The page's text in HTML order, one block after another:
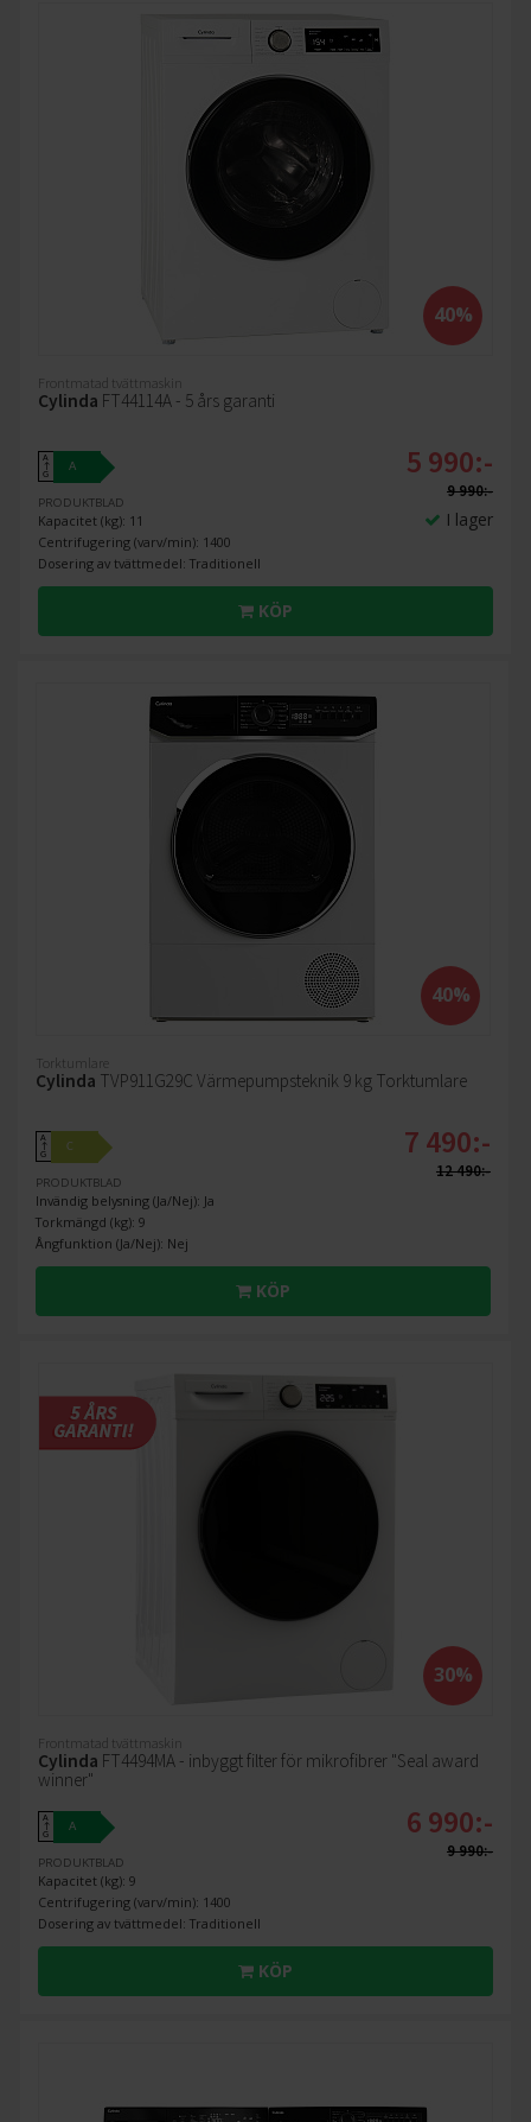
40%
Frontmatad tvättmaskin
Cylinda FT44114A - 5 års garanti
A
↑
G
A
PRODUKTBLAD
Kapacitet (kg): 11
Centrifugering (varv/min): 1400
Dosering av tvättmedel: Traditionell
5 990:-
9 990:-
I lager
KÖP
40%
Torktumlare
Cylinda TVP911G29C Värmepumpsteknik 9 kg Torktumlare
A
↑
G
C
PRODUKTBLAD
Invändig belysning (Ja/Nej): Ja
Torkmängd (kg): 9
Ångfunktion (Ja/Nej): Nej
7 490:-
12 490:-
KÖP
30%
Frontmatad tvättmaskin
Cylinda FT4494MA - inbyggt filter för mikrofibrer "Seal award
winner"
A
↑
G
A
PRODUKTBLAD
Kapacitet (kg): 9
Centrifugering (varv/min): 1400
Dosering av tvättmedel: Traditionell
6 990:-
9 990:-
KÖP